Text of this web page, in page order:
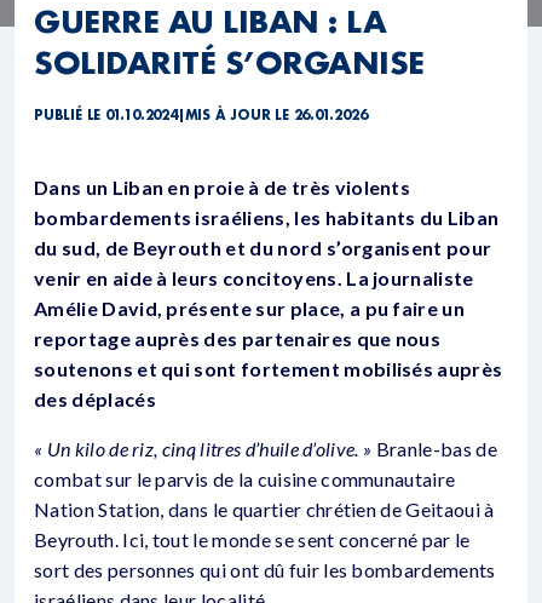
GUERRE AU LIBAN : LA
SOLIDARITÉ S’ORGANISE
PUBLIÉ LE 01.10.2024| MIS À JOUR LE 26.01.2026
Dans un Liban en proie à de très violents
bombardements israéliens, les habitants du Liban
du sud, de Beyrouth et du nord s’organisent pour
venir en aide à leurs concitoyens. La journaliste
Amélie David, présente sur place, a pu faire un
reportage auprès des partenaires que nous
soutenons et qui sont fortement mobilisés auprès
des déplacés
« Un kilo de riz, cinq litres d’huile d’olive. » Branle-bas de
combat sur le parvis de la cuisine communautaire
Nation Station, dans le quartier chrétien de Geitaoui à
Beyrouth. Ici, tout le monde se sent concerné par le
sort des personnes qui ont dû fuir les bombardements